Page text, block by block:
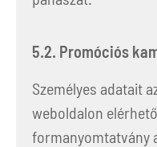
5.2. Promóciós
Személyes adatait
weboldalon
formanyomtatvány